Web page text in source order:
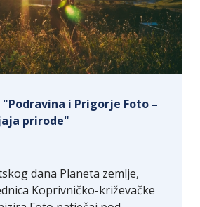
i Prigorje Foto –
prirode"
dana Planeta zemlje,
Koprivničko-križevačke